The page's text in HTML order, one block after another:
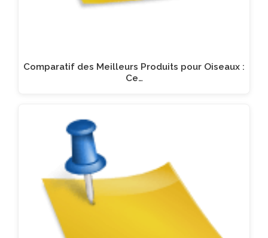
Comparatif des Meilleurs Produits pour Oiseaux :
Ce…